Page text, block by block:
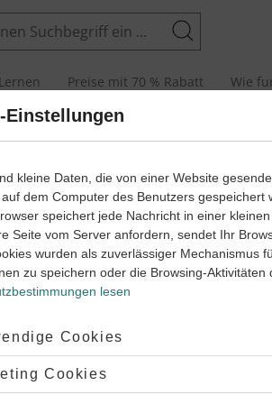
Suchen
Preise mit 70 % Rabatt Wie
und
7
Einstellungen
kleine Daten, die von einer Website
dem Computer des Benutzers gespeichert
speichert jede Nachricht in einer
Seite vom Server anfordern, sendet Ihr
wurden als zuverlässiger Mechanismus
zu speichern oder die Browsing-Aktivitäten
lesen
Cookies
Cookies